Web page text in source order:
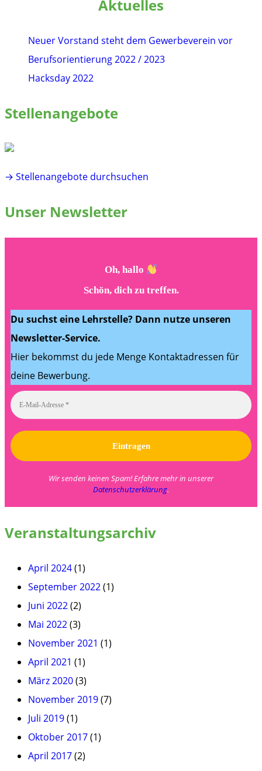
Aktuelles
Neuer Vorstand steht dem Gewerbeverein vor
Berufsorientierung 2022 / 2023
Hacksday 2022
Stellenangebote
→ Stellenangebote durchsuchen
Unser Newsletter
Oh, hallo
Schön, dich zu treffen.
Du suchst eine Lehrstelle? Dann nutze unseren
Newsletter-Service.
Hier bekommst du jede Menge Kontaktadressen für
deine Bewerbung.
Wir senden keinen Spam! Erfahre mehr in unserer
Datenschutzerklärung.
Veranstaltungsarchiv
April 2024(1)
September 2022(1)
Juni 2022(2)
Mai 2022(3)
November 2021 (1)
April 2021 (1)
März 2020(3)
November 2019(7)
Juli 2019(1)
Oktober 2017(1)
April 2017(2)